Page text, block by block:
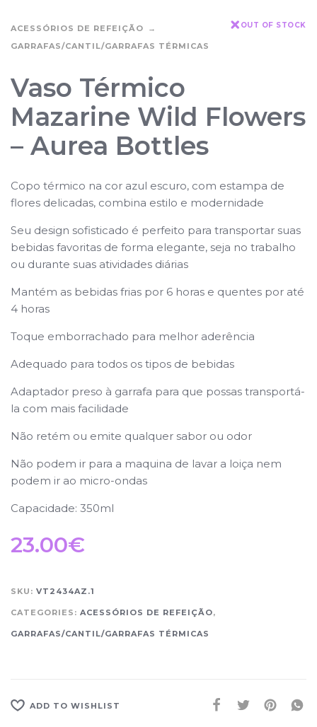
ACESSÓRIOS DE REFEIÇÃO
GARRAFAS/CANTIL/GARRAFAS TÉRMICAS
OUT OF STOCK
Vaso Térmico
Mazarine Wild Flowers
– Aurea Bottles
Copo térmico na cor azul escuro, com estampa de
flores delicadas, combina estilo e modernidade
Seu design sofisticado é perfeito para transportar suas
bebidas favoritas de forma elegante, seja no trabalho
ou durante suas atividades diárias
Mantém as bebidas frias por 6 horas e quentes por até
4 horas
Toque emborrachado para melhor aderência
Adequado para todos os tipos de bebidas
Adaptador preso à garrafa para que possas transportá-
la com mais facilidade
Não retém ou emite qualquer sabor ou odor
Não podem ir para a maquina de lavar a loiça ​​nem
podem ir ao micro-ondas
Capacidade: 350ml
23.00€
SKU: VT2434AZ.1
CATEGORIES: ACESSÓRIOS DE REFEIÇÃO,
GARRAFAS/CANTIL/GARRAFAS TÉRMICAS
ADD TO WISHLIST